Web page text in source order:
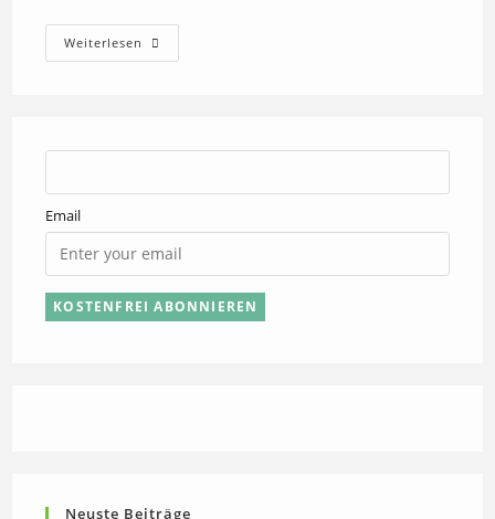
Weiterlesen Gemeinsam
Die
Email
Neuste Beiträge